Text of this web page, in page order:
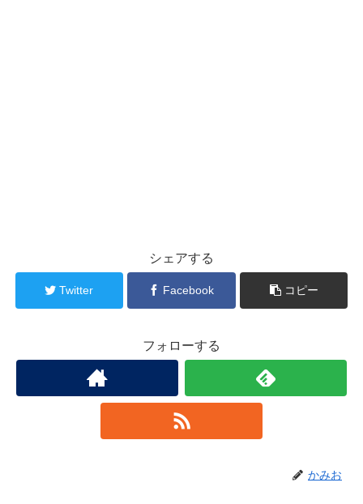
シェアする
Twitter Facebook コピー
フォローする
かみお